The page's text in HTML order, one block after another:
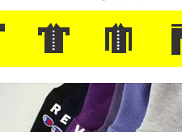
Tシャツ
アー
タースポーツ
オン
ケート
/総柄/無地
ール/リンガー
ップ/NBA・ポロシャツ
・半袖シャツ
・アロハ/サーフ/ボーリング
・ラルフ/ブランド
・無地/チェック/ストラ
・ワーク/ミリタリー/ウ
・ネル/ウール ・ショ
・アウ
・ジー
・
・ミリ
・コー
・コッ
・オー
・ジャ
ン